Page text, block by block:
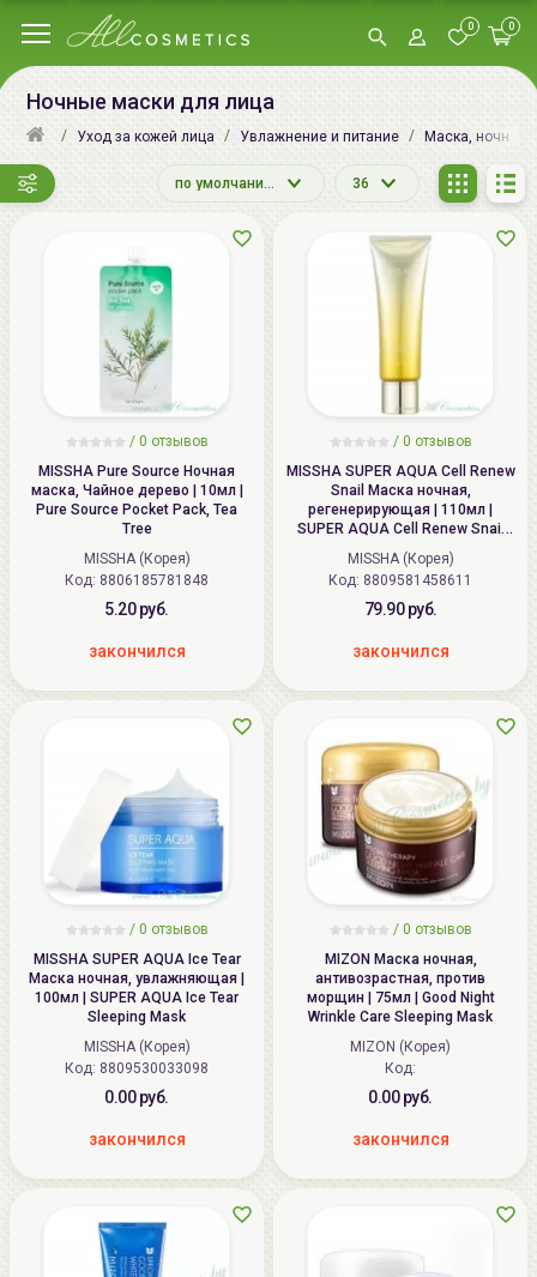
0 0
Ночные маски для лица
Уход за кожей лица Увлажнение и питание Маска, ночная
по умолчанию 36
/ 0 отзывов
MISSHA Pure Source Ночная
маска, Чайное дерево | 10мл |
Pure Source Pocket Pack, Tea
Tree
MISSHA (Корея)
Код: 8806185781848
5.20 руб.
закончился
/ 0 отзывов
MISSHA SUPER AQUA Cell Renew
Snail Маска ночная,
регенерирующая | 110мл |
SUPER AQUA Cell Renew Snail
Sleeping Mask
MISSHA (Корея)
Код: 8809581458611
79.90 руб.
закончился
/ 0 отзывов
MISSHA SUPER AQUA Ice Tear
Маска ночная, увлажняющая |
100мл | SUPER AQUA Ice Tear
Sleeping Mask
MISSHA (Корея)
Код: 8809530033098
0.00 руб.
закончился
/ 0 отзывов
MIZON Маска ночная,
антивозрастная, против
морщин | 75мл | Good Night
Wrinkle Care Sleeping Mask
MIZON (Корея)
Код:
0.00 руб.
закончился